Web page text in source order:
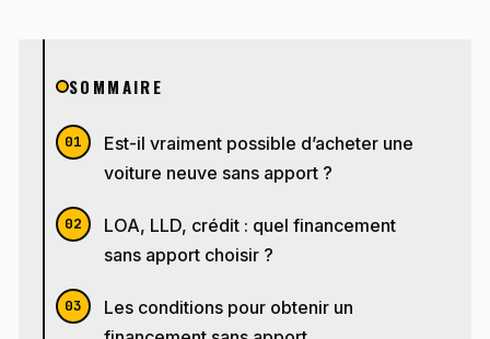
SOMMAIRE
Est-il vraiment possible d’acheter une
voiture neuve sans apport ?
LOA, LLD, crédit : quel financement
sans apport choisir ?
Les conditions pour obtenir un